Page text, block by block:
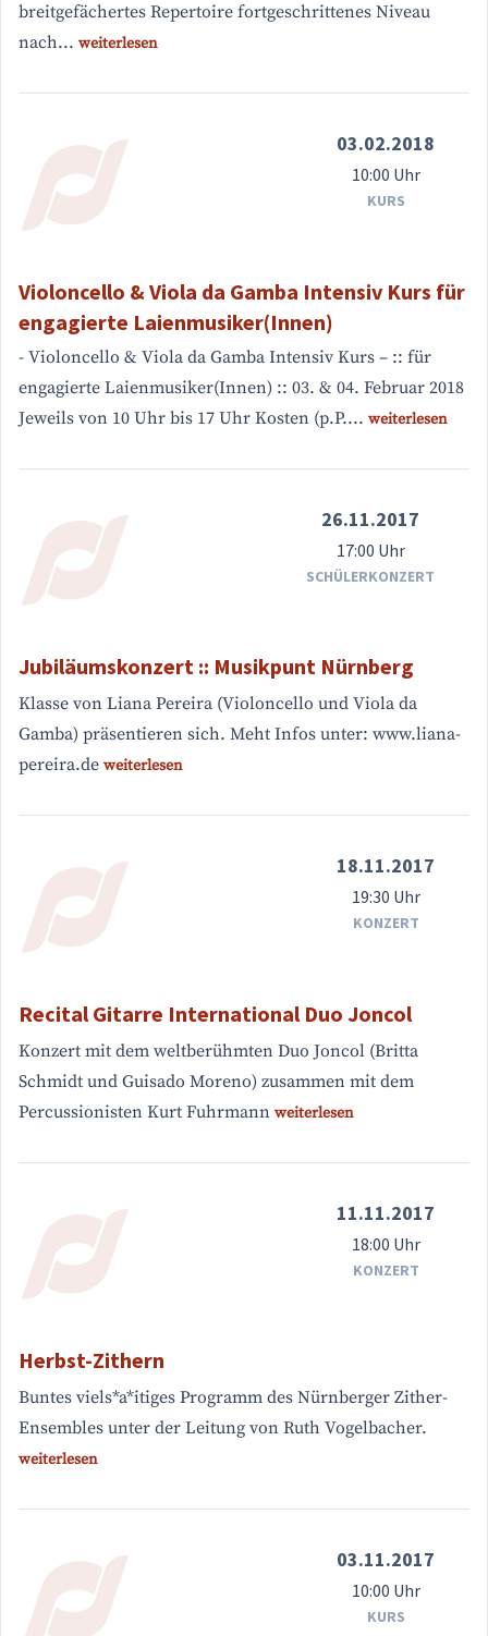
breitgefächertes Repertoire fortgeschrittenes Niveau
nach... weiterlesen
03.02.2018
10:00 Uhr
KURS
Violoncello & Viola da Gamba Intensiv Kurs für
engagierte Laienmusiker(Innen)
- Violoncello & Viola da Gamba Intensiv Kurs – :: für
engagierte Laienmusiker(Innen) :: 03. & 04. Februar 2018
Jeweils von 10 Uhr bis 17 Uhr Kosten (p.P.... weiterlesen
26.11.2017
17:00 Uhr
SCHÜLERKONZERT
Jubiläumskonzert :: Musikpunt Nürnberg
Klasse von Liana Pereira (Violoncello und Viola da
Gamba) präsentieren sich. Meht Infos unter: www.liana-
pereira.de weiterlesen
18.11.2017
19:30 Uhr
KONZERT
Recital Gitarre International Duo Joncol
Konzert mit dem weltberühmten Duo Joncol (Britta
Schmidt und Guisado Moreno) zusammen mit dem
Percussionisten Kurt Fuhrmann weiterlesen
11.11.2017
18:00 Uhr
KONZERT
Herbst-Zithern
Buntes viels*a*itiges Programm des Nürnberger Zither-
Ensembles unter der Leitung von Ruth Vogelbacher.
weiterlesen
03.11.2017
10:00 Uhr
KURS